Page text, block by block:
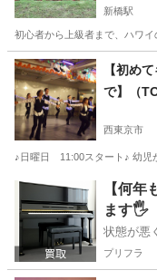
新橋駅
初心者から上級者まで、ハワ
東京 港区 新橋駅
【初め
で】（
西東京市
♪日曜日 11:00スタート♪ 幼児
東京 西東京市 その他
【何年
ます🖐️
状態が悪
プリフラ